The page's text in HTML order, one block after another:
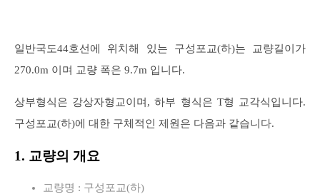
일반국도44호선에 위치해 있는 구성포교(하)는 교량길이가
270.0m 이며 교량 폭은 9.7m 입니다.
상부형식은 강상자형교이며, 하부 형식은 T형 교각식입니다.
구성포교(하)에 대한 구체적인 제원은 다음과 같습니다.
1. 교량의 개요
교량명 : 구성포교(하)